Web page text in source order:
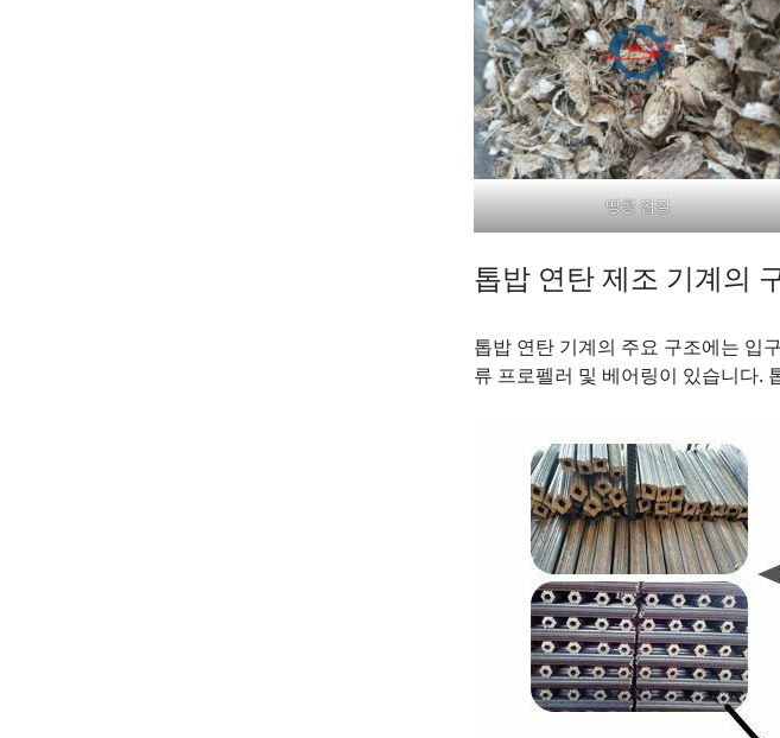
땅콩 껍질
톱밥 연탄 제조 기계의
톱밥 연탄 기계의 주요 구조에는 입
류 프로펠러 및 베어링이 있습니다.